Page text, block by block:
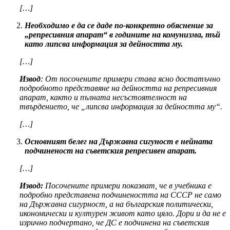
[…]
Необходимо е да се даде по-конкретно обяснение за
„репресивния апарат“ в годините на комунизма, тъй
като липсва информация за дейността му.
[…]
Извод: От посочените примери става ясно достатъчно
подробното представяне на дейността на репресивния
апарат, както и пълната несъстоятелност на
твърдението, че „липсва информация за дейността му“.
[…]
Основният белег на Държавна сигуност е нейната
подчиненост на съветския репресивен апарат.
[…]
Извод: Посочените примери показват, че в учебника е
подробно представена подчинеността на СССР не само
на Държавна сигурност, а на българския политически,
икономически и културен живот като цяло. Дори и да не е
изрично подчертано, че ДС е подчинена на съветския